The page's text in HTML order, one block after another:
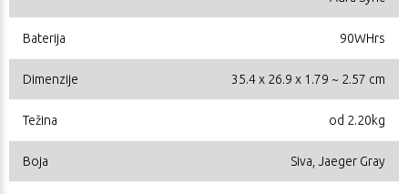
Baterija 90WHrs
Dimenzije 35.4 x 26.9 x 1.79 ~ 2.57 cm
Težina od 2.20kg
Boja Siva, Jaeger Gray